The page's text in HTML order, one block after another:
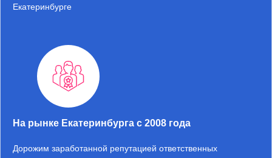
Екатеринбурге
На рынке Екатеринбурга с 2008 года
Дорожим заработанной репутацией ответственных